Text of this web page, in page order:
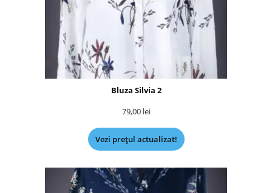
Bluza Silvia 2
79,00 lei
Vezi prețul actualizat!